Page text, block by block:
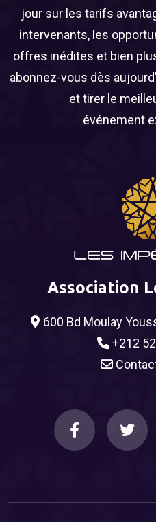
jour sur les tarifs
intervenants, les
offres inédites et bien
abonnez-vous dès
et tirer le
événement
Association
600 Bd Moulay
+212